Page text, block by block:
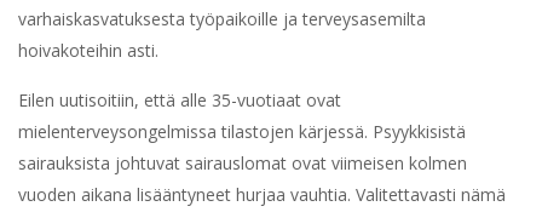
varhaiskasvatuksesta työpaikoille ja terveysasemilta
hoivakoteihin asti.
Eilen uutisoitiin, että alle 35-vuotiaat ovat
mielenterveysongelmissa tilastojen kärjessä. Psyykkisistä
sairauksista johtuvat sairauslomat ovat viimeisen kolmen
vuoden aikana lisääntyneet hurjaa vauhtia. Valitettavasti nämä